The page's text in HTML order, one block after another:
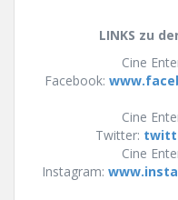
LINKS zu
Cine
Facebook:
Cine
Twitter:
Cine
Instagram: